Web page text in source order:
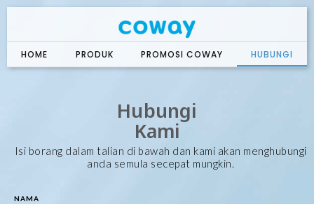
Skip
HOME PRODUK PROMOSI COWAY HUBUNGI
Hubungi
Kami
Isi borang dalam talian di bawah dan kami akan menghubungi
anda semula secepat mungkin.
NAMA